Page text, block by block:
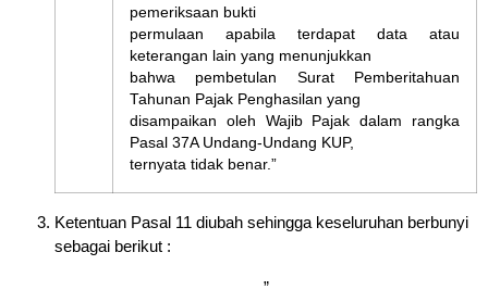
pemeriksaan bukti
permulaan apabila terdapat data atau
keterangan lain yang menunjukkan
bahwa pembetulan Surat Pemberitahuan
Tahunan Pajak Penghasilan yang
disampaikan oleh Wajib Pajak dalam rangka
Pasal 37A Undang-Undang KUP,
ternyata tidak benar.”
Ketentuan Pasal 11 diubah sehingga keseluruhan berbunyi
sebagai berikut :